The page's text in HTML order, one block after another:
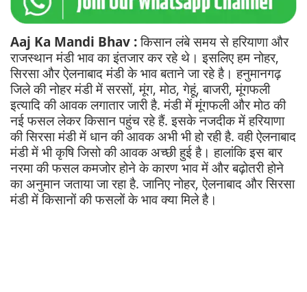
Aaj Ka Mandi Bhav :किसान लंबे समय से हरियाणा और
राजस्थान मंडी भाव का इंतजार कर रहे थे। इसलिए हम नोहर,
सिरसा और ऐलनाबाद मंडी के भाव बताने जा रहे है। हनुमानगढ़
जिले की नोहर मंडी में सरसों, मूंग, मोठ, गेहूं, बाजरी, मूंगफली
इत्यादि की आवक लगातार जारी है. मंडी में मूंगफली और मोठ की
नई फसल लेकर किसान पहुंच रहे हैं. इसके नजदीक में हरियाणा
की सिरसा मंडी में धान की आवक अभी भी हो रही है. वही ऐलनाबाद
मंडी में भी कृषि जिसो की आवक अच्छी हुई है। हालांकि इस बार
नरमा की फसल कमजोर होने के कारण भाव में और बढ़ोतरी होने
का अनुमान जताया जा रहा है. जानिए नोहर, ऐलनाबाद और सिरसा
मंडी में किसानों की फसलों के भाव क्या मिले है।